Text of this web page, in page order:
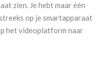
zien. Je hebt maar één
op je smartapparaat
het videoplatform naar